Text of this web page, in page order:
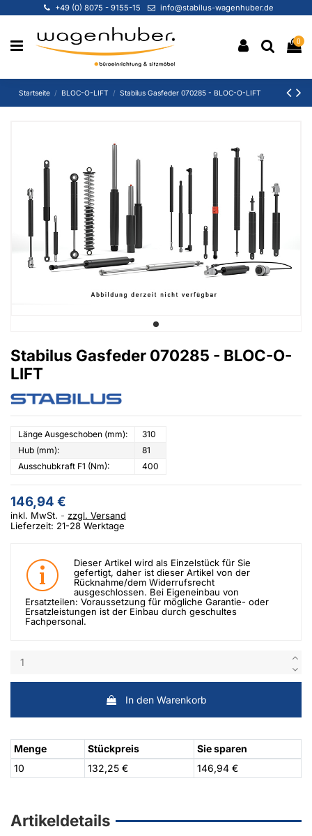
+49 (0) 8075 - 9155-15 info@stabilus-wagenhuber.de
0
Startseite BLOC-O-LIFT Stabilus Gasfeder 070285 - BLOC-O-LIFT
Stabilus Gasfeder 070285 - BLOC-O-
LIFT
Länge Ausgeschoben (mm):
310
Hub (mm):
81
Ausschubkraft F1 (Nm):
400
146,94 €
inkl. MwSt.
zzgl. Versand
Lieferzeit: 21-28 Werktage
Dieser Artikel wird als Einzelstück für Sie
gefertigt, daher ist dieser Artikel von der
Rücknahme/dem Widerrufsrecht
ausgeschlossen. Bei Eigeneinbau von
Ersatzteilen: Voraussetzung für mögliche Garantie- oder
Ersatzleistungen ist der Einbau durch geschultes
Fachpersonal.
In den Warenkorb
Menge Stückpreis
Sie sparen
10
132,25 € 146,94 €
Artikeldetails